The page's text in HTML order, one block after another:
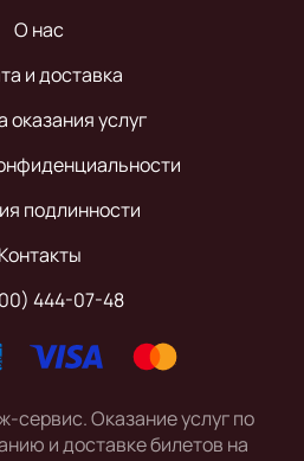
О нас
и доставка
оказания услуг
подлинности
Контакты
444-07-48
сервис. Оказание услуг по
и доставке билетов на